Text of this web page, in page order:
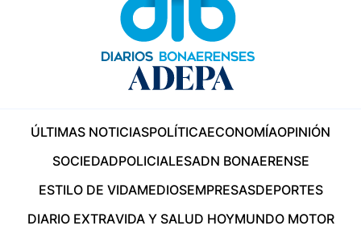
ÚLTIMAS NOTICIASPOLÍTICAECONOMÍAOPINIÓN
SOCIEDADPOLICIALESADN BONAERENSE
ESTILO DE VIDAMEDIOSEMPRESASDEPORTES
DIARIO EXTRAVIDA Y SALUD HOYMUNDO MOTOR